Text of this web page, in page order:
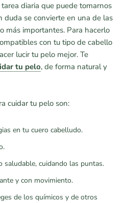
diaria que puede tomarnos
duda se convierte en una de las
más importantes. Para hacerlo
con tu tipo de cabello
lucir tu pelo mejor. Te
tu pelo, de forma natural y
cuidar tu pelo son:
en tu cuero cabelludo.
saludable, cuidando las puntas.
y con movimiento.
de los químicos y de otros